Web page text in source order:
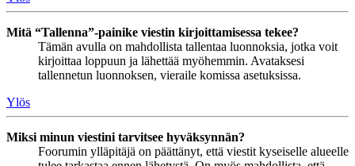
Mitä “Tallenna”-painike viestin kirjoittamisessa tekee?
Tämän avulla on mahdollista tallentaa luonnoksia, jotka voit
kirjoittaa loppuun ja lähettää myöhemmin. Avataksesi
tallennetun luonnoksen, vieraile komissa asetuksissa.
Ylös
Miksi minun viestini tarvitsee hyväksynnän?
Foorumin ylläpitäjä on päättänyt, että viestit kyseiselle alueelle